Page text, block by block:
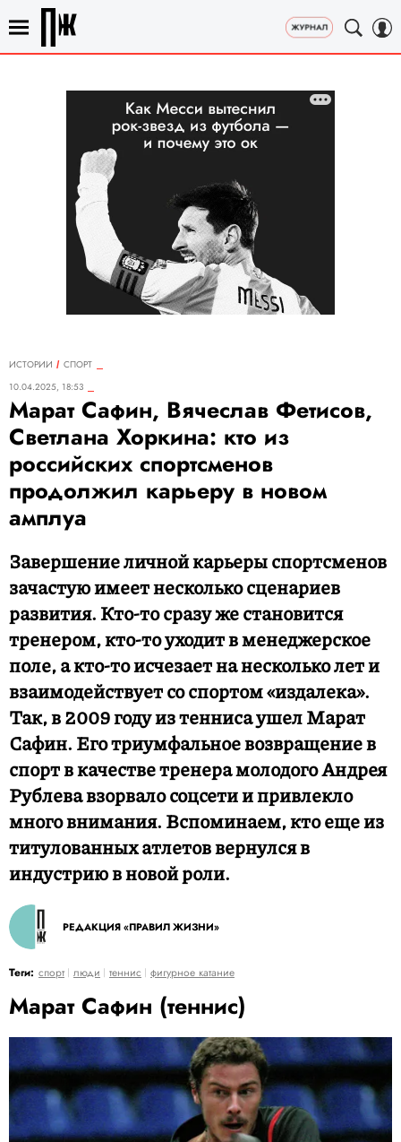
ИСТОРИИ
СПОРТ
10.04.2025, 18:53
Марат Сафин, Вячеслав Фетисов,
Светлана Хоркина: кто из
российских спортсменов
продолжил карьеру в новом
амплуа
Завершение личной карьеры спортсменов
зачастую имеет несколько сценариев
развития. Кто-то сразу же становится
тренером, кто-то уходит в менеджерское
поле, а кто-то исчезает на несколько лет и
взаимодействует со спортом «издалека».
Так, в 2009 году из тенниса ушел Марат
Сафин. Его триумфальное возвращение в
спорт в качестве тренера молодого Андрея
Рублева взорвало соцсети и привлекло
много внимания. Вспоминаем, кто еще из
титулованных атлетов вернулся в
индустрию в новой роли.
РЕДАКЦИЯ «ПРАВИЛ ЖИЗНИ»
Теги: спорт люди теннис фигурное катание
Марат Сафин (теннис)